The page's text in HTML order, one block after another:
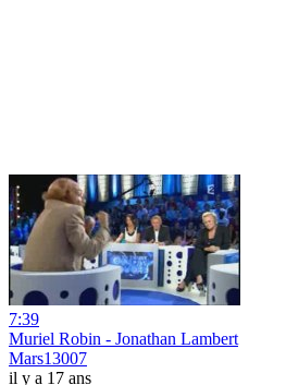
7:39
Muriel Robin - Jonathan Lambert
Mars13007
il y a 17 ans